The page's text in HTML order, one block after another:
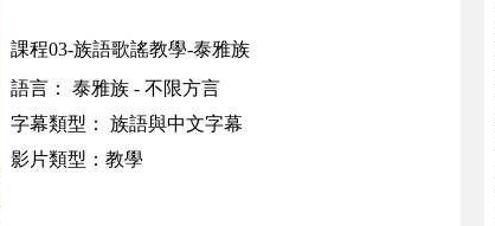
課程03-族語歌謠教學-泰雅族
語言： 泰雅族 - 不限方言
字幕類型： 族語與中文字幕
影片類型：教學